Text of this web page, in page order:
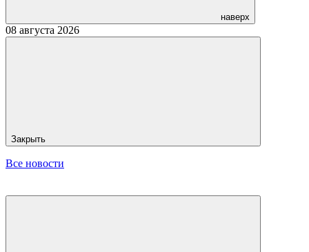
наверх
08 августа 2026
Закрыть
Все новости